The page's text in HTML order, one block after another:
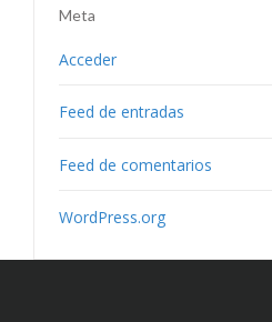
Meta
Acceder
Feed de entradas
Feed de comentarios
WordPress.org